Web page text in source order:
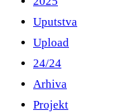
Uputstva
Upload
24/24
Arhiva
Projekt